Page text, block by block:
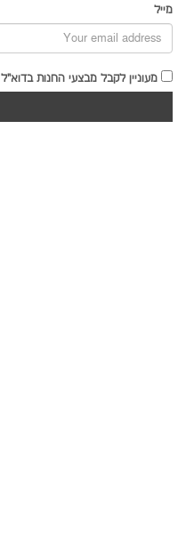
מייל
מעוניין לקבל מבצעי החנות בדוא"ל